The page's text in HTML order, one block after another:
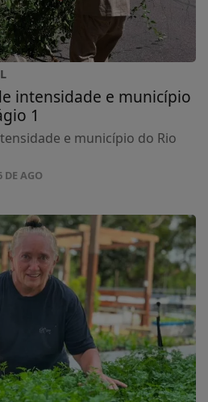
intensidade e município
1
e município do Rio
DE AGO